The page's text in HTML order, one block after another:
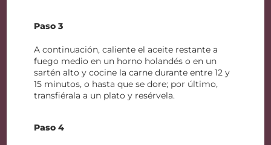
Paso 3
A continuación, caliente el aceite restante a
fuego medio en un horno holandés o en un
sartén alto y cocine la carne durante entre 12 y
15 minutos, o hasta que se dore; por último,
transfiérala a un plato y resérvela.
Paso 4